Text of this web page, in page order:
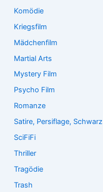
Komödie
Kriegsfilm
Mädchenfilm
Martial Arts
Mystery Film
Psycho Film
Romanze
Satire, Persiflage, Schwarz
SciFiFi
Thriller
Tragödie
Trash